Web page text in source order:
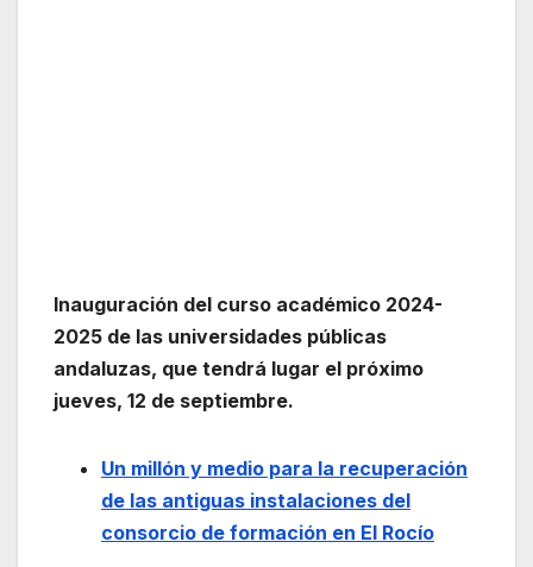
Inauguración del curso académico 2024-
2025 de las universidades públicas
andaluzas, que tendrá lugar el próximo
jueves, 12 de septiembre.
Un millón y medio para la recuperación
de las antiguas instalaciones del
consorcio de formación en El Rocío